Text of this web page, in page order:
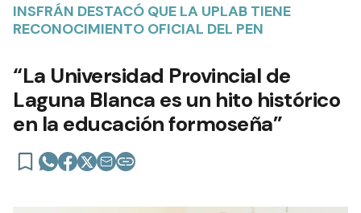
INSFRÁN DESTACÓ QUE LA UPLAB TIENE
RECONOCIMIENTO OFICIAL DEL PEN
“La Universidad Provincial de
Laguna Blanca es un hito histórico
en la educación formoseña”